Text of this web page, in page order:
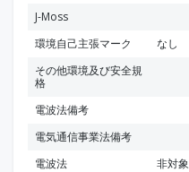
J-Moss
環境自己主張マーク
なし
その他環境及び安全規
格
電波法備考
電気通信事業法備考
電波法
非対象